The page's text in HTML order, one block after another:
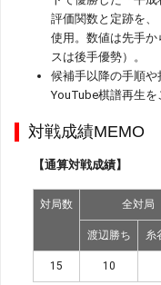
評価関数と定跡を
使用。数値は先手
スは後手優勢）。
候補手以降の手順
YouTube棋譜再生を
対戦成績MEMO
【通算対戦成績】
対局数 全対局
渡辺勝ち 糸
15 10